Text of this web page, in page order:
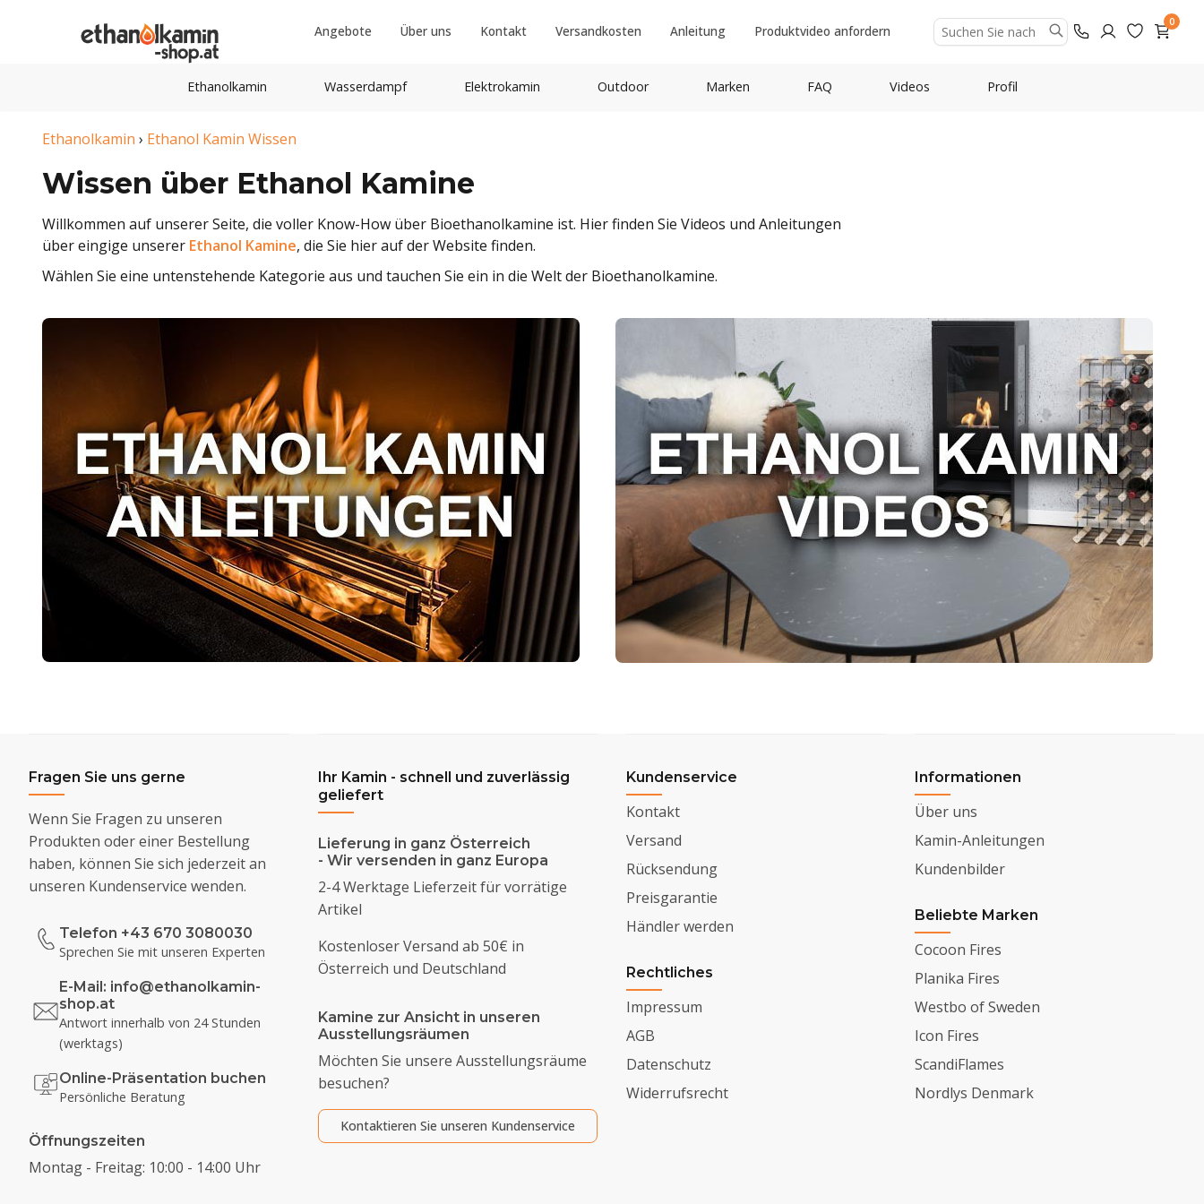
Angebote Über uns Kontakt Versandkosten Anleitung Produktvideo anfordern
0
Ethanolkamin Wasserdampf Elektrokamin Outdoor Marken FAQ Videos Profil
Ethanolkamin › Ethanol Kamin Wissen
Wissen über Ethanol Kamine
Willkommen auf unserer Seite, die voller Know-How über Bioethanolkamine ist. Hier finden Sie Videos und Anleitungen
über eingige unserer Ethanol Kamine, die Sie hier auf der Website finden.
Wählen Sie eine untenstehende Kategorie aus und tauchen Sie ein in die Welt der Bioethanolkamine.
Fragen Sie uns gerne
Wenn Sie Fragen zu unseren
Produkten oder einer Bestellung
haben, können Sie sich jederzeit an
unseren Kundenservice wenden.
Telefon +43 670 3080030
Sprechen Sie mit unseren Experten
E-Mail: info@ethanolkamin-
shop.at
Antwort innerhalb von 24 Stunden
(werktags)
Online-Präsentation buchen
Persönliche Beratung
Öffnungszeiten
Montag - Freitag: 10:00 - 14:00 Uhr
Ihr Kamin - schnell und zuverlässig
geliefert
Lieferung in ganz Österreich
- Wir versenden in ganz Europa
2-4 Werktage Lieferzeit für vorrätige
Artikel
Kostenloser Versand ab 50€ in
Österreich und Deutschland
Kamine zur Ansicht in unseren
Ausstellungsräumen
Möchten Sie unsere Ausstellungsräume
besuchen?
Kontaktieren Sie unseren Kundenservice
Kundenservice
Kontakt
Versand
Rücksendung
Preisgarantie
Händler werden
Rechtliches
Impressum
AGB
Datenschutz
Widerrufsrecht
Informationen
Über uns
Kamin-Anleitungen
Kundenbilder
Beliebte Marken
Cocoon Fires
Planika Fires
Westbo of Sweden
Icon Fires
ScandiFlames
Nordlys Denmark